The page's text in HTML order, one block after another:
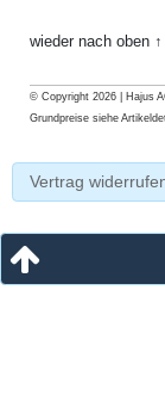
wieder nach oben ↑
© Copyright 2026 | Hajus
Grundpreise siehe
Vertrag